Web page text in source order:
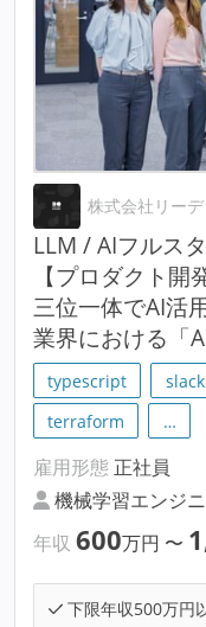
株式会社リー
LLM / AIフルス
【プロダクト
三位一体でAI活
業界における「
typescript slack
terraform
…
雇用形態 正社員
機械学習エンジ
年収 600万円 〜
下限年収500万円